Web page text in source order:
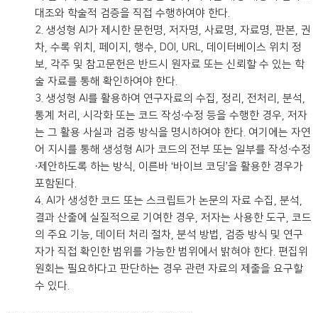
대조와 학술적 검증을 직접 수행하여야 한다.
2. 생성형 AI가 제시한 문헌명, 저자명, 사료명, 자료명, 판본, 권
차, 수록 위치, 페이지, 행수, DOI, URL, 데이터베이스 위치 정
보, 각주 및 참고문헌은 반드시 원자료 또는 신뢰할 수 있는 학
술 자료를 통해 확인하여야 한다.
3. 생성형 AI를 활용하여 연구자료의 수집, 정리, 전처리, 분석,
통계 처리, 시각화 또는 코드 작성·수정 등을 수행한 경우, 저자
는 그 활용 사실과 검증 방식을 명시하여야 한다. 여기에는 자연
어 지시를 통해 생성형 AI가 코드의 전부 또는 일부를 작성·수정
·제안하도록 하는 방식, 이른바 ‘바이브 코딩’을 활용한 경우가
포함된다.
4. AI가 생성한 코드 또는 스크립트가 논문의 자료 수집, 분석,
결과 산출에 실질적으로 기여한 경우, 저자는 사용한 도구, 코드
의 주요 기능, 데이터 처리 절차, 분석 방법, 검증 방식 및 연구
자가 직접 확인한 범위를 가능한 범위에서 밝혀야 한다. 편집위
원회는 필요하다고 판단하는 경우 관련 자료의 제출을 요구할
수 있다.